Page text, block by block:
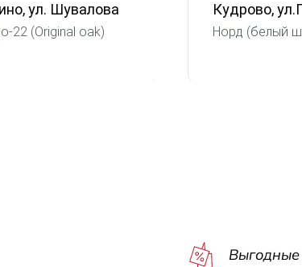
ул. Шувалова
22 (Original oak)
Кудрово,
Норд (белый